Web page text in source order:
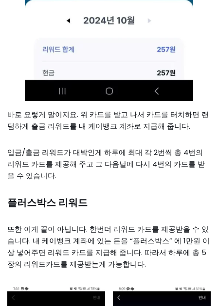
바로 요렇게 말이지요. 위 카드를 받고 나서 카드를 터치하면 랜
덤하게 출금 리워드를 내 케이뱅크 계좌로 지급해 줍니다.
입금/출금 리워드가 대박인게 하루에 최대 각 2번씩 총 4번의
리워드 카드를 제공해 주고 그 다음날에 다시 4번의 카드를 받
을 수 있습니다.
플러스박스 리워드
또한 이게 끝이 아닙니다. 한번더 리워드 카드를 제공받을 수 있
습니다. 내 케이뱅크 계좌에 있는 돈을 “플러스박스” 에 1만원 이
상 넣어주면 리워드 카드를 지급해 줍니다. 따라서 하루에 총 5
장의 리워드카드를 제공받는게 가능합니다.